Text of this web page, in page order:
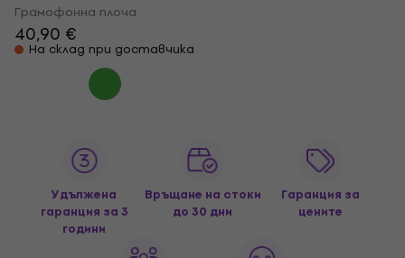
Грамофонна плоча
40,90 €
На склад при доставчика
Удължена
гаранция за 3
години
Връщане на стоки
до 30 дни
Гаранция за
цените